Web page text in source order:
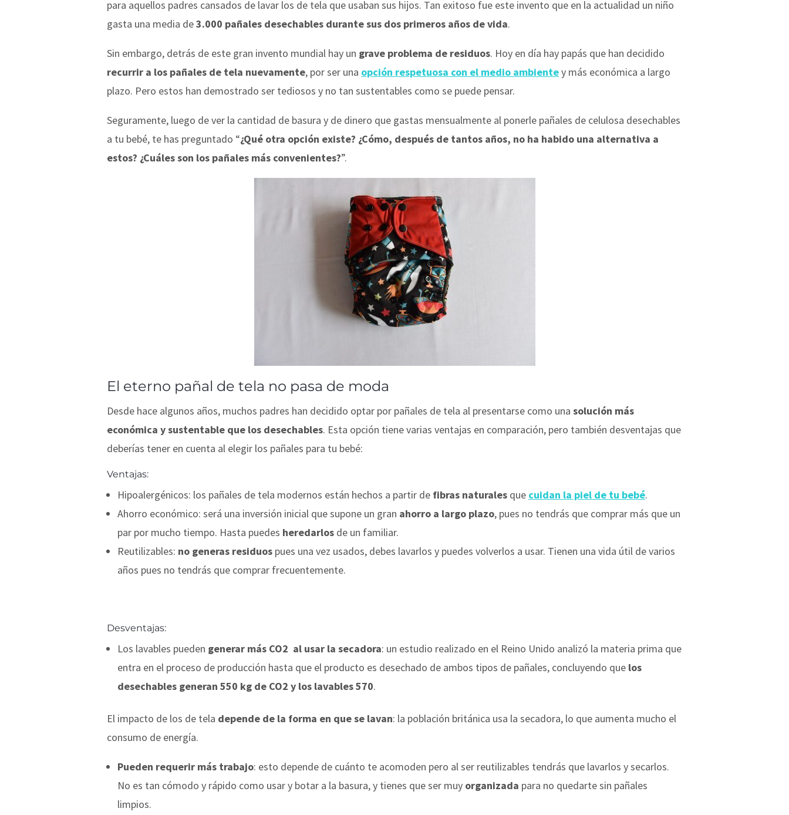
para aquellos padres cansados de lavar los de tela que usaban sus hijos. Tan exitoso fue este invento que en la actualidad un niño
gasta una media de3.000 pañales desechables durante sus dos primeros años de vida.
Sin embargo, detrás de este gran invento mundial hay un grave problema de residuos. Hoy en día hay papás que han decidido
recurrir a los pañales de tela nuevamente, por ser una opción respetuosa con el medio ambientey más económica a largo
plazo. Pero estos han demostrado ser tediosos y no tan sustentables como se puede pensar.
Seguramente, luego de ver la cantidad de basura y de dinero que gastas mensualmente al ponerle pañales de celulosa desechables
a tu bebé, te has preguntado “¿Qué otra opción existe? ¿Cómo, después de tantos años, no ha habido una alternativa a
estos? ¿Cuáles son los pañales más convenientes?”.
El eterno pañal de tela no pasa de moda
Desde hace algunos años, muchos padres han decidido optar por pañales de tela al presentarse como una solución más
económica y sustentable que los desechables. Esta opción tiene varias ventajas en comparación, pero también desventajas que
deberías tener en cuenta al elegir los pañales para tu bebé:
Ventajas:
Hipoalergénicos: los pañales de tela modernos están hechos a partir de fibras naturales que cuidan la piel de tu bebé.
Ahorro económico: será una inversión inicial que supone un gran ahorro a largo plazo, pues no tendrás que comprar más que un
par por mucho tiempo. Hasta puedes heredarlos de un familiar.
Reutilizables: no generas residuos pues una vez usados, debes lavarlos y puedes volverlos a usar. Tienen una vida útil de varios
años pues no tendrás que comprar frecuentemente.
Desventajas:
Los lavables pueden generar más CO2 al usar la secadora: un estudio realizado en el Reino Unido analizó la materia prima que
entra en el proceso de producción hasta que el producto es desechado de ambos tipos de pañales, concluyendo que los
desechables generan 550 kg de CO2 y los lavables 570.
El impacto de los de tela depende de la forma en que se lavan: la población británica usa la secadora, lo que aumenta mucho el
consumo de energía.
Pueden requerir más trabajo: esto depende de cuánto te acomoden pero al ser reutilizables tendrás que lavarlos y secarlos.
No es tan cómodo y rápido como usar y botar a la basura, y tienes que ser muy organizada para no quedarte sin pañales
limpios.